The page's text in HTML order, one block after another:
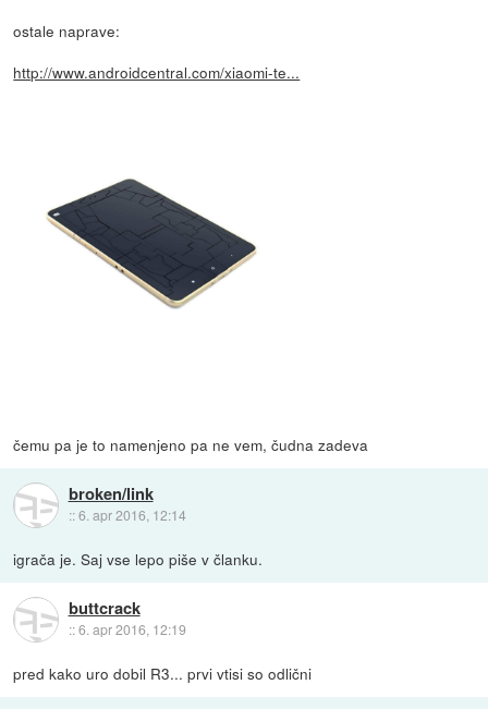
ostale naprave:
http://www.androidcentral.com/xiaomi-te...
čemu pa je to namenjeno pa ne vem, čudna zadeva
broken/link
::6. apr 2016, 12:14
igrača je. Saj vse lepo piše v članku.
buttcrack
::6. apr 2016, 12:19
pred kako uro dobil R3... prvi vtisi so odlični